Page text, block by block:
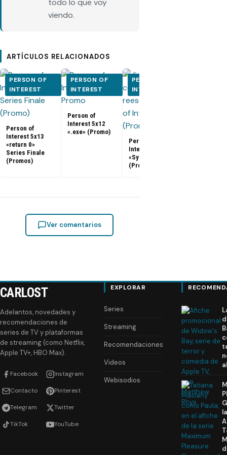
todo lo que voy
viendo.
ARTÍCULOS RELACIONADOS
PERSON OF
INTEREST
Person of
Interest 5x13
«return 0»
Series Finale
(Promos)
PERSON OF
INTEREST
Person of
Interest 5x12
«.exe» (Promo)
PERSON OF
INTEREST
Person of
Interest 5x11
«Synecdoche»
(Promo)
Ver comentarios
CARLOST
Adelantos, novedades y
recomendaciones de
series de TV y plataformas
de streaming (como Netflix,
Apple TV+, HBO Max).
Facebook Instagram
Contacto Pinterest
Telegram Twitter
TikTok YouTube
EXPLORAR
Series
Streaming
Recomendaciones
Videos
Webisodios